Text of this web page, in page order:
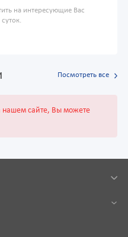
на интересующие Вас
Посмотреть все
нашем сайте, Вы можете